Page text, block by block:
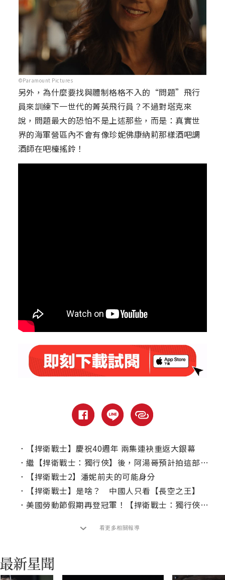
©Paramount Pictures
另外，為什麼要找與體制格格不入的“問題”飛行
員來訓練下一世代的菁英飛行員？不過對塔克來
說，問題最大的恐怕不是上述那些，而是：真實世
界的海軍營區內不會有像珍妮佛康納莉那樣酒吧調
酒師在吧檯搖鈴！
．
【捍衛戰士】慶祝40週年 兩集連袂重返大銀幕
． 繼【捍衛戰士：獨行俠】後，阿湯哥預計拍這部續集！
．
【捍衛戰士2】潘妮前夫的可能身分
．
【捍衛戰士】是啥？ 中國人只看【長空之王】
． 美國勞動節假期再登冠軍！【捍衛戰士：獨行俠】奪影史票房第五名！
看更多相關報導